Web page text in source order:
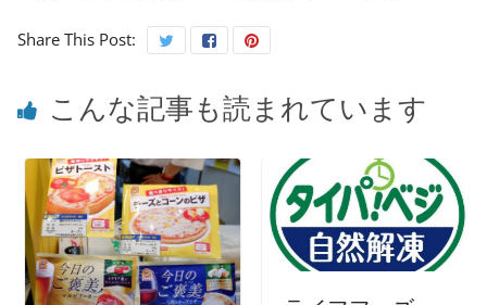
Share This Post:
こんな記事も読まれています